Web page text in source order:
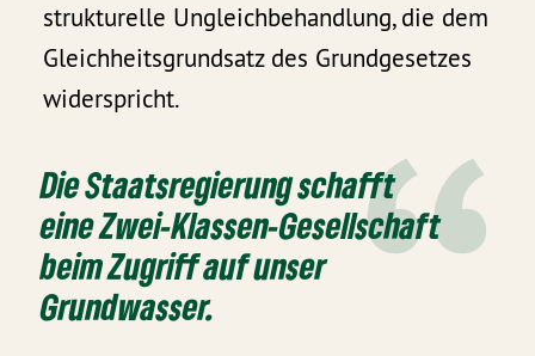
strukturelle Ungleichbehandlung, die dem
Gleichheitsgrundsatz des Grundgesetzes
widerspricht.
Die Staatsregierung schafft
eine Zwei-Klassen-Gesellschaft
beim Zugriff auf unser
Grundwasser.